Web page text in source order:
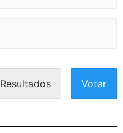
Resultados Votar